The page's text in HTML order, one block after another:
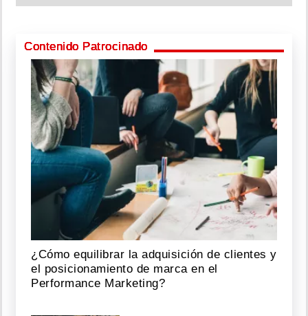
Contenido Patrocinado
¿Cómo equilibrar la adquisición de clientes y
el posicionamiento de marca en el
Performance Marketing?